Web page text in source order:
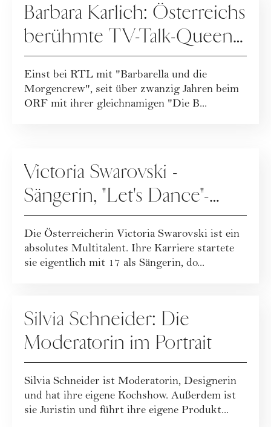
Barbara Karlich: Österreichs
berühmte TV-Talk-Queen,
Moderatorin und
Schauspielerin
Einst bei RTL mit "Barbarella und die
Morgencrew", seit über zwanzig Jahren beim
ORF mit ihrer gleichnamigen "Die B...
Victoria Swarovski -
Sängerin, "Let's Dance"-
Moderatorin, Lascana-
Botschafterin und
Unternehmerin
Die Österreicherin Victoria Swarovski ist ein
absolutes Multitalent. Ihre Karriere startete
sie eigentlich mit 17 als Sängerin, do...
Silvia Schneider: Die
Moderatorin im Portrait
Silvia Schneider ist Moderatorin, Designerin
und hat ihre eigene Kochshow. Außerdem ist
sie Juristin und führt ihre eigene Produkt...